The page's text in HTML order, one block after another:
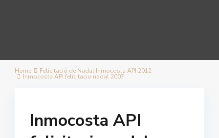
Home Felicitació de Nadal Inmocosta API 2012
Inmocosta API felicitacio nadal 2007
Inmocosta API